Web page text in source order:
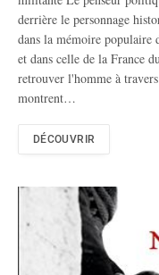
derrière le personnage
dans la mémoire populaire
et dans celle de la France
retrouver l'homme à
montrent…
DÉCOUVRIR